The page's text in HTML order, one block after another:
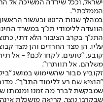
ישראל, וככל שירדה המשיכה אל
הממלכתי".
במהלך שנות ה־80
הוועדה ללימודי תנ"ך במשרד
התנ"ך בקרב הציבור הלא דתי,
עליו, הן מצד החרדים והן מצד
קובע, "טועים. לקחו לכם? - אל
משלהם. אל תוותרו".
זקוביץ סבור שהשימוש במושג
"הוציא שם רע ללימוד התנ"ך".
שמבקשת לברר מה זמנו ומגמתו
שבקרבו נוצר. קריאה מושכלת